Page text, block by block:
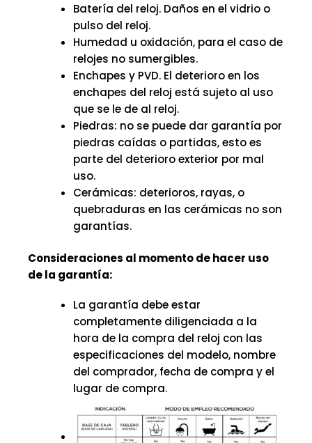
Batería del reloj. Daños en el vidrio o
pulso del reloj.
Humedad u oxidación, para el caso de
relojes no sumergibles.
Enchapes y PVD. El deterioro en los
enchapes del reloj está sujeto al uso
que se le de al reloj.
Piedras: no se puede dar garantía por
piedras caídas o partidas, esto es
parte del deterioro exterior por mal
uso.
Cerámicas: deterioros, rayas, o
quebraduras en las cerámicas no son
garantías.
Consideraciones al momento de hacer uso
de la garantía:
La garantía debe estar
completamente diligenciada a la
hora de la compra del reloj con las
especificaciones del modelo, nombre
del comprador, fecha de compra y el
lugar de compra.